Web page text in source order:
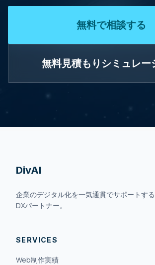
無料で相談する
無料見積もりシミュレー
DivAI
企業のデジタル化を一気通貫でサポートする
DXパートナー。
SERVICES
Web制作実績